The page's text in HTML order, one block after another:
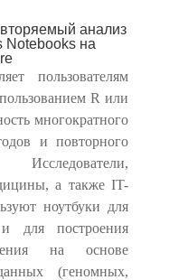
анализ
на
пользователям
R или
многократного
и повторного
а такжеIT-
ноутбуки для
для построения
на основе
(геномных,